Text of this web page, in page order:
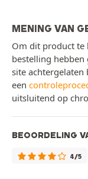
MENING VAN
Om dit product te
bestelling
site
een
uitsluitend op
BEOORDELING
4/5